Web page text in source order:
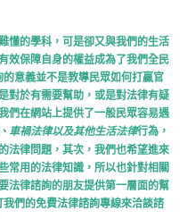
懂的學科，可是卻又與我們的生活
效保障自身的權益成為了我們全民
意義並不是教導民眾如何打贏官
對於有需要幫助，或是對法律有疑
們在網站上提供了一般民眾容易遇
車禍法律以及其他生活法律行為，
法律問題，其次，我們也希望進來
常用的法律知識，所以也針對相關
法律諮詢的朋友提供第一層面的幫
們的免費法律諮詢專線來洽談諮